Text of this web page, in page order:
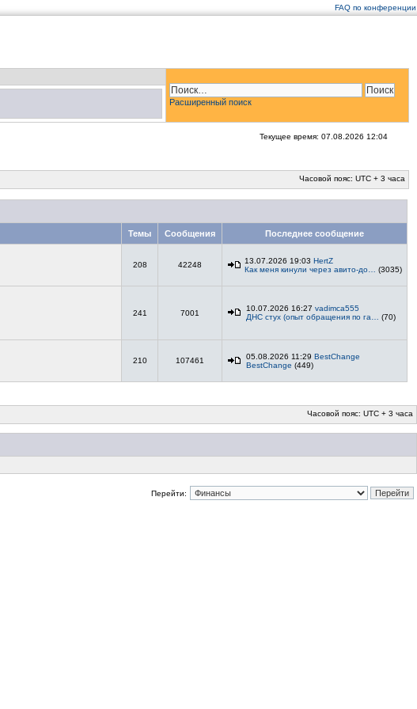
FAQ по конференции
Расширенный поиск
Текущее время: 07.08.2026 12:04
Часовой пояс: UTC + 3 часа
Темы Сообщения Последнее сообщение
208 42248 13.07.2026 19:03 HertZ
Как меня кинули через авито-до…
(3035)
241 7001
10.07.2026 16:27 vadimca555
ДНС стух (опыт обращения по га…
(70)
210 107461 05.08.2026 11:29 BestChange
BestChange (449)
Часовой пояс: UTC + 3 часа
Перейти: